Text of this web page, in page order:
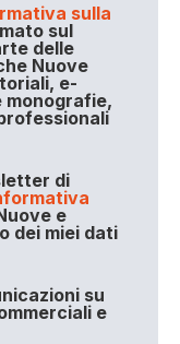
sulla
sul
delle
Nuove
e-
monografie,
di
e
dei miei dati
su
e